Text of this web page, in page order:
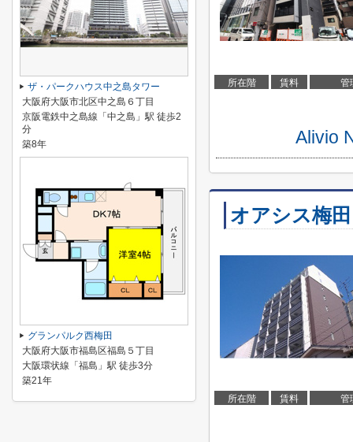
所在階 賃料 管
Alivio
オアシス梅田
所在階 賃料 管
ザ・パークハウス中之島タワー
大阪府大阪市北区中之島６丁目
京阪電鉄中之島線「中之島」駅 徒歩2
分
築8年
グランパルク西梅田
大阪府大阪市福島区福島５丁目
大阪環状線「福島」駅 徒歩3分
築21年